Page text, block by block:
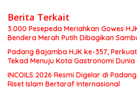
Berita Terkait
3.000 Pesepeda Meriahkan Gowes
Bendera Merah Putih Dibagikan
Padang Bajamba HJK ke-357,
Tekad Menuju Kota Gastronomi Dunia
INCOILS 2026 Resmi Digelar di
Riset Islam Bertaraf Internasional